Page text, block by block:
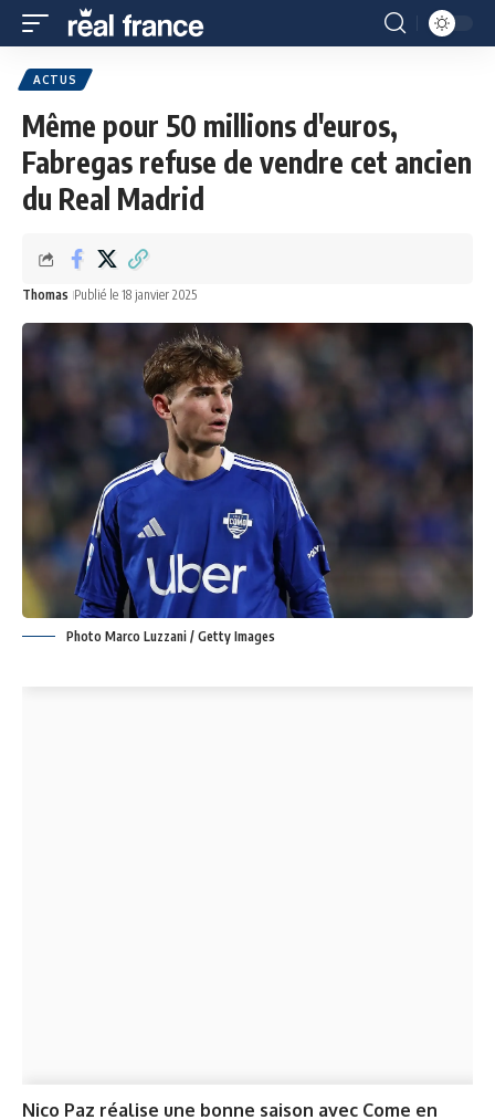
ACTUS
Même pour 50 millions d'euros,
Fabregas refuse de vendre cet ancien
du Real Madrid
Thomas Publié le 18 janvier 2025
Photo Marco Luzzani / Getty Images
Nico Paz réalise une bonne saison avec Come en